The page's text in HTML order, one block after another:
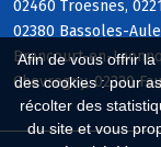
Afin de vous offrir la
des cookies : pour
récolter des
du site et vous
02460 Troësnes,
02380 Bassoles-
Brancourt-en-
Chevregny, 02320